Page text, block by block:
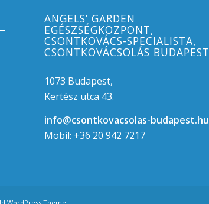
ANGELS’ GARDEN
EGÉSZSÉGKÖZPONT,
CSONTKOVÁCS-SPECIALISTA,
CSONTKOVÁCSOLÁS BUDAPEST
1073 Budapest,
Kertész utca 43.
info@csontkovacsolas-budapest.hu
Mobil: +36 20 942 7217